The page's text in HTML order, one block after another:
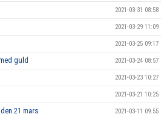
2021-03-31 08:58
2021-03-29 11:09
2021-03-25 09:17
guld 2021-03-24 08:57
2021-03-23 10:27
2021-03-21 10:25
21 mars 2021-03-11 09:55